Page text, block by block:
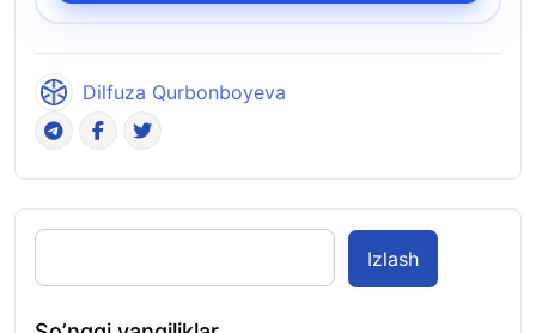
Dilfuza Qurbonboyeva
Izlash